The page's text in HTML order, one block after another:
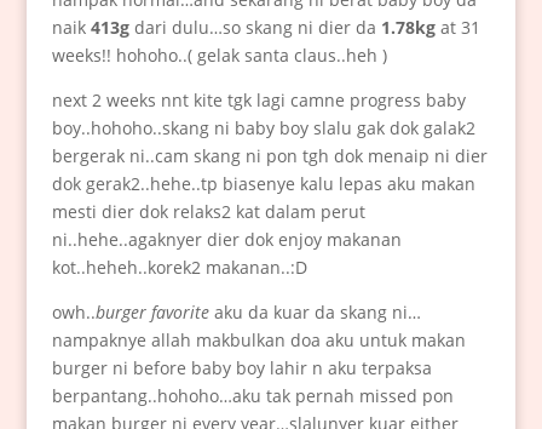
naik 413gdari dulu…so skang ni dier da 1.78kg at 31
weeks!! hohoho..( gelak santa claus..heh )
next 2 weeks nnt kite tgk lagi camne progress baby
boy..hohoho..skang ni baby boy slalu gak dok galak2
bergerak ni..cam skang ni pon tgh dok menaip ni dier
dok gerak2..hehe..tp biasenye kalu lepas aku makan
mesti dier dok relaks2 kat dalam perut
ni..hehe..agaknyer dier dok enjoy makanan
kot..heheh..korek2 makanan..:D
owh..burger favoriteaku da kuar da skang ni…
nampaknye allah makbulkan doa aku untuk makan
burger ni before baby boy lahir n aku terpaksa
berpantang..hohoho…aku tak pernah missed pon
makan burger ni every year…slalunyer kuar either